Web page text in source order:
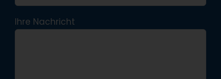
Ihre Nachricht